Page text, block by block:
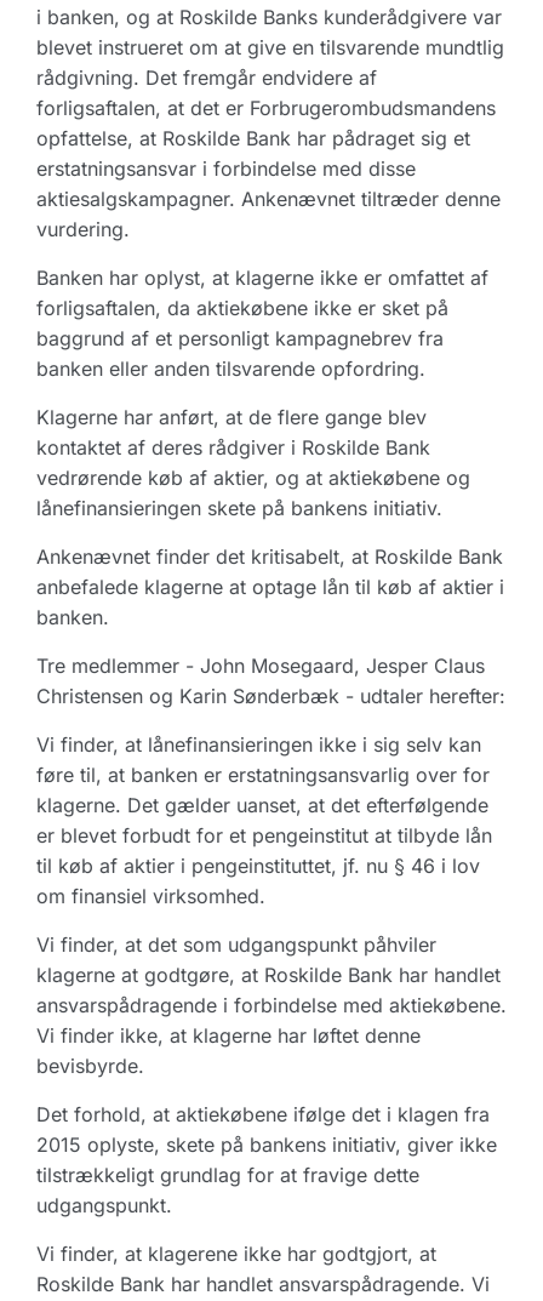
i banken, og at Roskilde Banks kunderådgivere var
blevet instrueret om at give en tilsvarende mundtlig
rådgivning. Det fremgår endvidere af
forligsaftalen, at det er Forbrugerombudsmandens
opfattelse, at Roskilde Bank har pådraget sig et
erstatningsansvar i forbindelse med disse
aktiesalgskampagner. Ankenævnet tiltræder denne
vurdering.
Banken har oplyst, at klagerne ikke er omfattet af
forligsaftalen, da aktiekøbene ikke er sket på
baggrund af et personligt kampagnebrev fra
banken eller anden tilsvarende opfordring.
Klagerne har anført, at de flere gange blev
kontaktet af deres rådgiver i Roskilde Bank
vedrørende køb af aktier, og at aktiekøbene og
lånefinansieringen skete på bankens initiativ.
Ankenævnet finder det kritisabelt, at Roskilde Bank
anbefalede klagerne at optage lån til køb af aktier i
banken.
Tre medlemmer - John Mosegaard, Jesper Claus
Christensen og Karin Sønderbæk - udtaler herefter:
Vi finder, at lånefinansieringen ikke i sig selv kan
føre til, at banken er erstatningsansvarlig over for
klagerne. Det gælder uanset, at det efterfølgende
er blevet forbudt for et pengeinstitut at tilbyde lån
til køb af aktier i pengeinstituttet, jf. nu § 46 i lov
om finansiel virksomhed.
Vi finder, at det som udgangspunkt påhviler
klagerne at godtgøre, at Roskilde Bank har handlet
ansvarspådragende i forbindelse med aktiekøbene.
Vi finder ikke, at klagerne har løftet denne
bevisbyrde.
Det forhold, at aktiekøbene ifølge det i klagen fra
2015 oplyste, skete på bankens initiativ, giver ikke
tilstrækkeligt grundlag for at fravige dette
udgangspunkt.
Vi finder, at klagerene ikke har godtgjort, at
Roskilde Bank har handlet ansvarspådragende. Vi